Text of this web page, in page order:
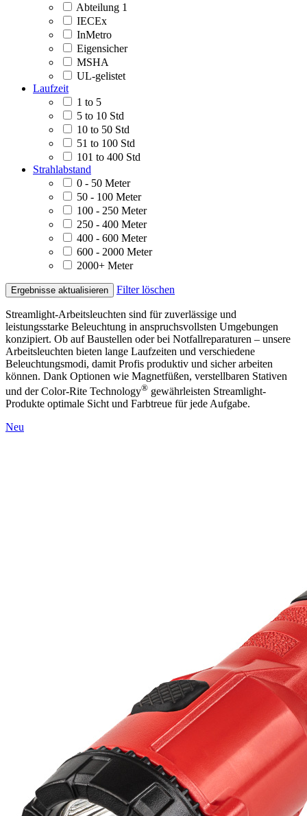
Abteilung 1
IECEx
InMetro
Eigensicher
MSHA
UL-gelistet
Laufzeit
1 to 5
5 to 10 Std
10 to 50 Std
51 to 100 Std
101 to 400 Std
Strahlabstand
0 - 50 Meter
50 - 100 Meter
100 - 250 Meter
250 - 400 Meter
400 - 600 Meter
600 - 2000 Meter
2000+ Meter
Ergebnisse aktualisieren Filter löschen
Streamlight-Arbeitsleuchten sind für zuverlässige und
leistungsstarke Beleuchtung in anspruchsvollsten Umgebungen
konzipiert. Ob auf Baustellen oder bei Notfallreparaturen – unsere
Arbeitsleuchten bieten lange Laufzeiten und verschiedene
Beleuchtungsmodi, damit Profis produktiv und sicher arbeiten
können. Dank Optionen wie Magnetfüßen, verstellbaren Stativen
und der Color-Rite Technology® gewährleisten Streamlight-
Produkte optimale Sicht und Farbtreue für jede Aufgabe.
Neu